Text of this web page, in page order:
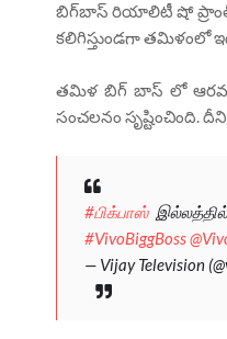
బిగ్‌బాస్ రియాలిటీ షో
కలిగిస్తుండగా తమిళంలో
తమిళ బిగ్ బాస్ లో ఆరవ
సంచలనం
#பிக்பாஸ்
#VivoBiggBoss
— Vijay Television